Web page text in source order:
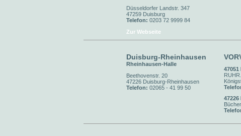
Düsseldorfer Landstr. 347
47259 Duisburg
Telefon: 0203 72 9999 84
Zur Webseite
Duisburg-Rheinhausen
Rheinhausen-Halle
Beethovenstr. 20
47226 Duisburg-Rheinhausen
Telefon: 02065 - 41 99 50